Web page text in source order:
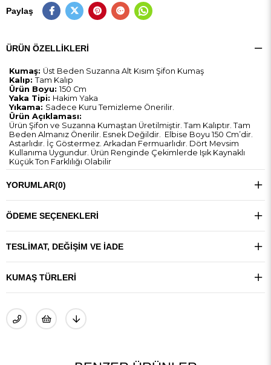
Paylaş
ÜRÜN ÖZELLIKLERI
Kumaş: Üst Beden Suzanna Alt Kısım Şifon Kumaş
Kalıp: Tam Kalıp
Ürün Boyu: 150 Cm
Yaka Tipi: Hakim Yaka
Yıkama: Sadece Kuru Temizleme Önerilir.
Ürün Açıklaması:
Ürün Şifon ve Suzanna Kumaştan Üretilmiştir. Tam Kalıptır. Tam
Beden Almanız Önerilir. Esnek Değildir. Elbise Boyu 150 Cm’dir.
Astarlıdır. İç Göstermez. Arkadan Fermuarlıdır. Dört Mevsim
Kullanıma Uygundur. Ürün Renginde Çekimlerde Işık Kaynaklı
Küçük Ton Farklılığı Olabilir
YORUMLAR(0)
ÖDEME SEÇENEKLERI
TESLIMAT, DEĞIŞIM VE İADE
KUMAŞ TÜRLERI